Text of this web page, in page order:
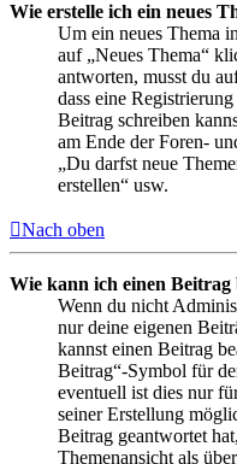
Wie erstelle ich ein neues
Um ein neues Thema
auf „Neues Thema“
antworten, musst du
dass eine
Beitrag schreiben
am Ende der Foren-
„Du darfst neue
erstellen“ usw.
Nach oben
Wie kann ich einen Beitrag
Wenn du nicht
nur deine eigenen
kannst einen Beitrag
Beitrag“-Symbol für
eventuell ist dies nur
seiner Erstellung
Beitrag geantwortet
Themenansicht als